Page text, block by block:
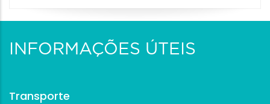
INFORMAÇÕES ÚTEIS
Transporte